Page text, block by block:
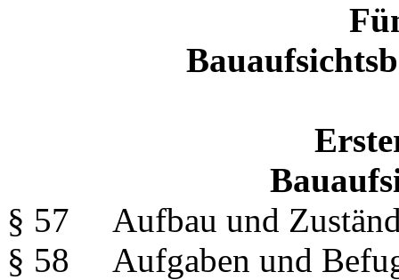
§ 57 Aufbau und
§ 58 Aufgaben und